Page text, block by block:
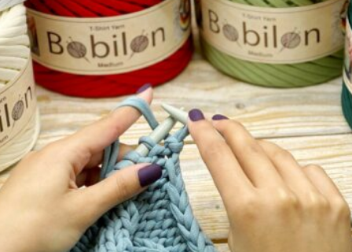
Dołącz do
grupy
http://www.facebook.com/groups/3303600019
71915nie ominą Cię przedsprzedaże, outlety i
premiery.
Sznurek bawełniany 5mm Crochet – pleciony sznurek
– naturalny i wszechstronny materiał do rękodzieła
Sznurek bawełniany pleciony o grubości 5mm to
doskonały wybór dla każdego, kto ceni naturalne i
ekologiczne materiały. Wykonany z wysokiej jakości
bawełny, jest miękki, elastyczny i trwały. Jego
uniwersalność sprawia, że nadaje się do wielu
zastosowań – od makramy, przez szydełkowanie, aż po